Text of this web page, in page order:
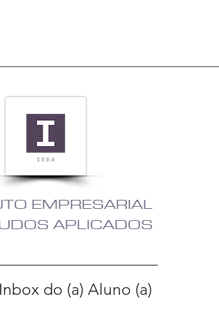
EMPRESARIAL
APLICADOS
Inbox do (a) Aluno (a)